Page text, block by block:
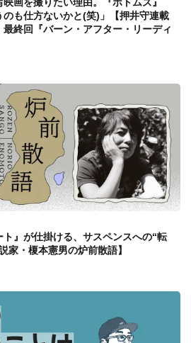
画を撮りたい理由。『ボトムズ』
も仕方ないかと(笑)」【押井守連載
最終回『バーン・アフター・リーディ
』が仕掛ける、サスペンスへの“転
家・榎本憲男の炉前散語】